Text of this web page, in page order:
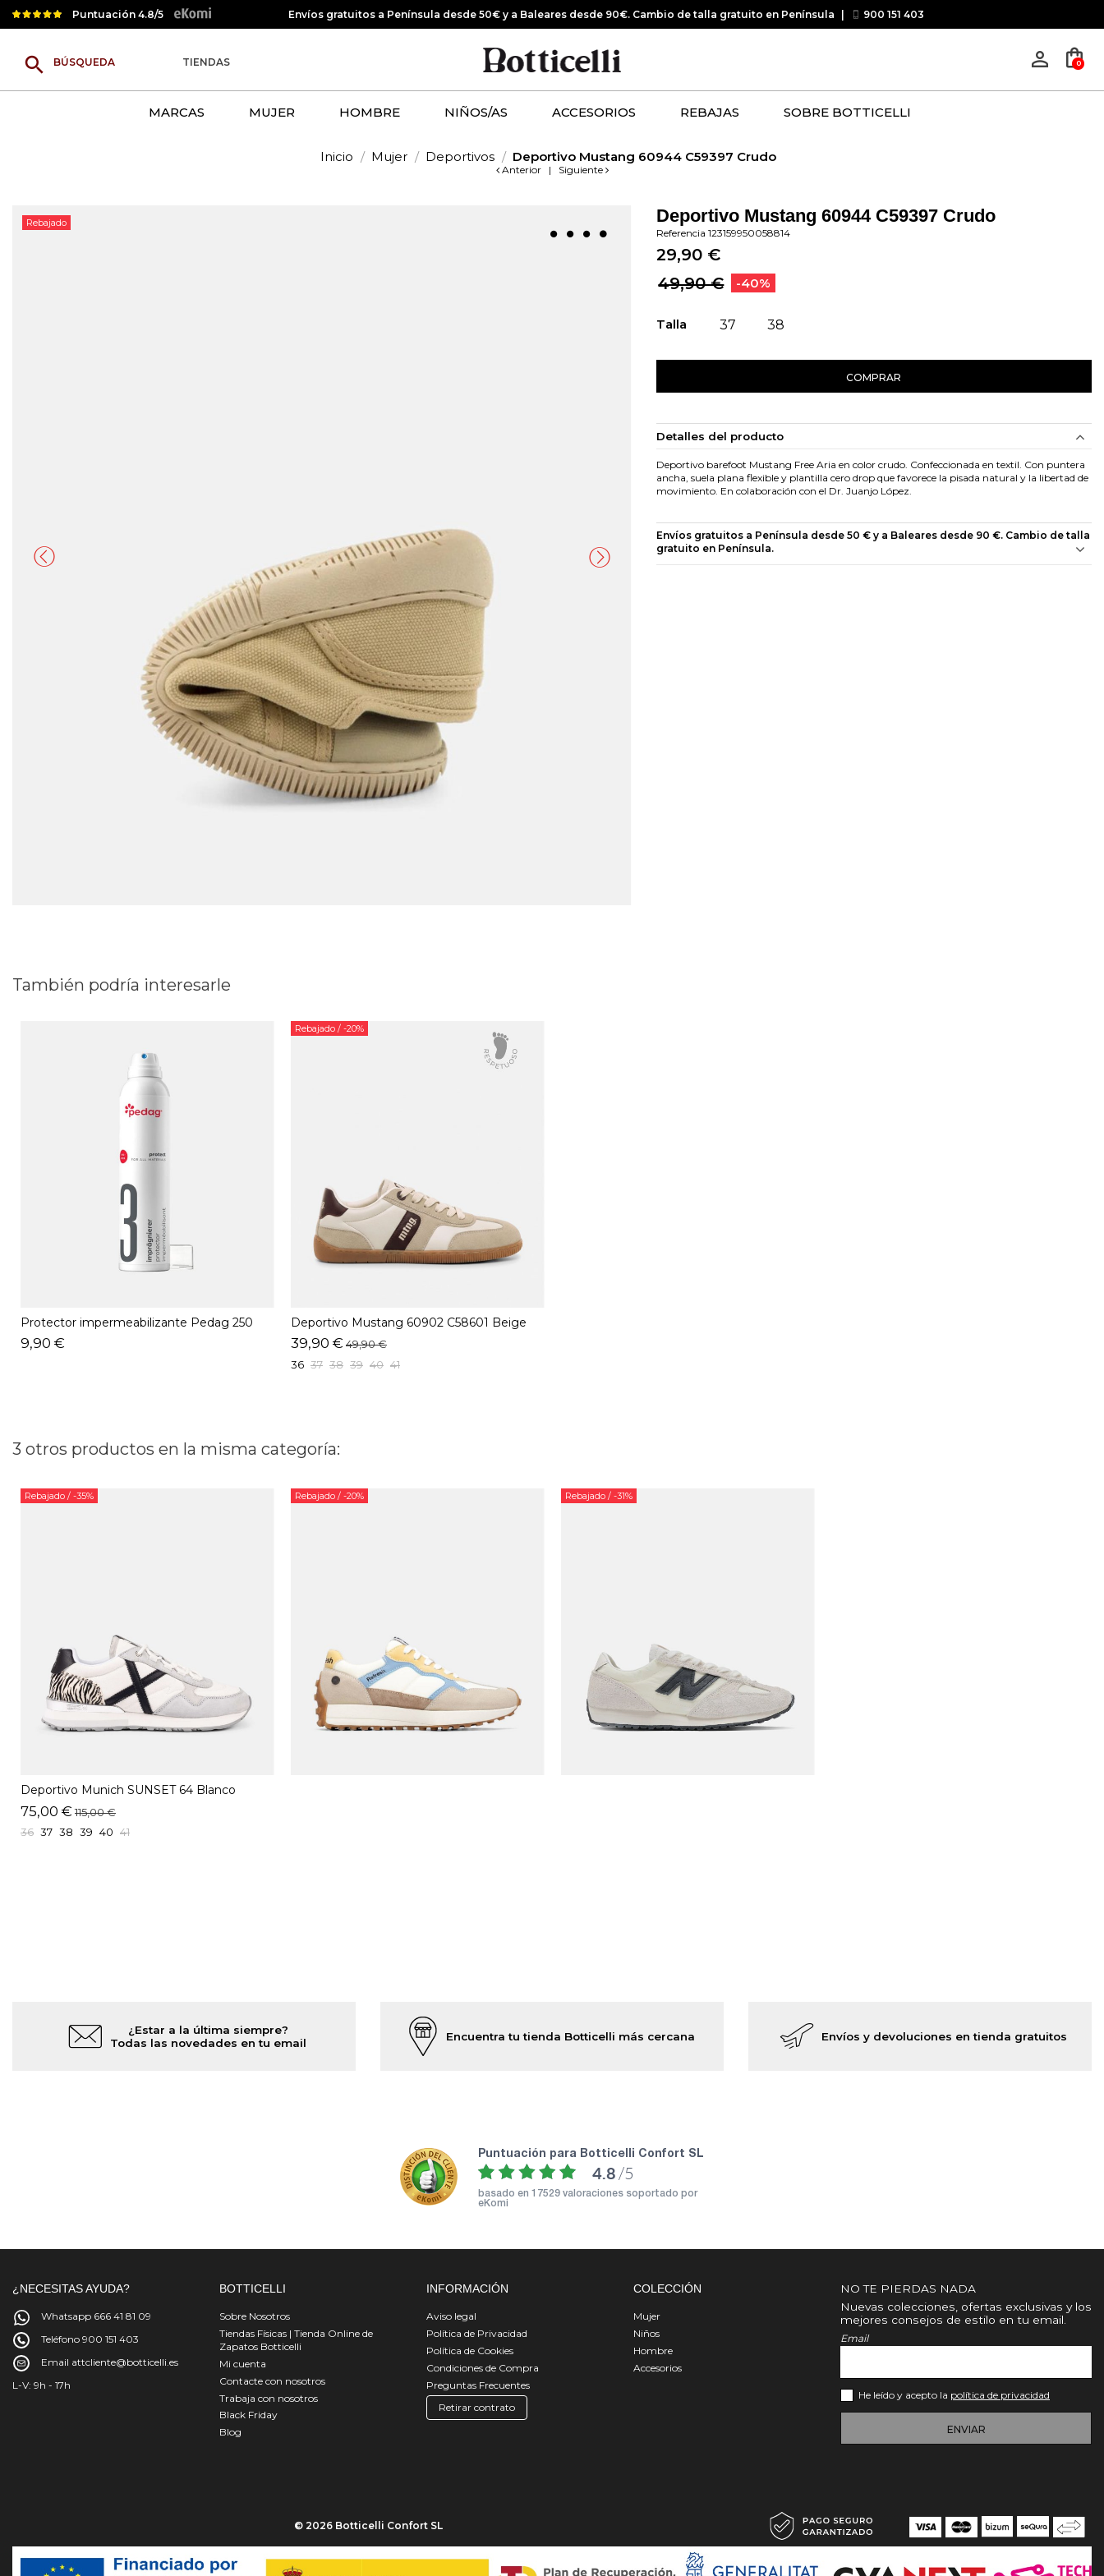
Puntuación 4.8/5 Envíos gratuitos a Península desde 50€ y a Baleares desde 90€. Cambio de talla gratuito en Península 900 151 403
search TIENDAS person_outline shopping_bag
0
MARCAS MUJER HOMBRE NIÑOS/AS ACCESORIOS REBAJAS SOBRE BOTTICELLI
Inicio Mujer Deportivos Deportivo Mustang 60944 C59397 Crudo
Anterior | Siguiente
Rebajado Deportivo Mustang 60944 C59397 Crudo
Referencia 123159950058814
29,90 €
49,90 €
-40%
Talla 37 38
COMPRAR
Detalles del producto
Deportivo barefoot Mustang Free Aria en color crudo. Confeccionada en textil. Con puntera
ancha, suela plana flexible y plantilla cero drop que favorece la pisada natural y la libertad de
movimiento. En colaboración con el Dr. Juanjo López.
Envíos gratuitos a Península desde 50 € y a Baleares desde 90 €. Cambio de talla
gratuito en Península.
También podría interesarle
Protector impermeabilizante Pedag 250
ML
9,90 €
Rebajado / -20%
Deportivo Mustang 60902 C58601 Beige
39,90 € 49,90 €
36 37 38 39 40 41
3 otros productos en la misma categoría:
Rebajado / -35%
Deportivo Munich SUNSET 64 Blanco
75,00 € 115,00 €
36 37 38 39 40 41
Rebajado / -20% Rebajado / -31%
¿Estar a la última siempre?
Todas las novedades en tu email
Encuentra tu tienda Botticelli más cercana Envíos y devoluciones en tienda gratuitos
puntuación para Botticelli Confort SL
4.8 /5
basado en 17529 valoraciones soportado por
eKomi
¿NECESITAS AYUDA?
Whatsapp 666 41 81 09
Teléfono 900 151 403
Email attcliente@botticelli.es
L-V: 9h - 17h
BOTTICELLI
Sobre Nosotros
Tiendas Físicas | Tienda Online de
Zapatos Botticelli
Mi cuenta
Contacte con nosotros
Trabaja con nosotros
Black Friday
Blog
INFORMACIÓN
Aviso legal
Política de Privacidad
Política de Cookies
Condiciones de Compra
Preguntas Frecuentes
Retirar contrato
COLECCIÓN
Mujer
Niños
Hombre
Accesorios
NO TE PIERDAS NADA
Nuevas colecciones, ofertas exclusivas y los
mejores consejos de estilo en tu email.
Email
He leído y acepto la política de privacidad
ENVIAR
© 2026 Botticelli Confort SL